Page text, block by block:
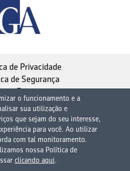
de Privacidade
de Segurança
Estatuto
MAG, uma empresa do
Grupo MAG
0001-75
Kubitschek, 1830, 15º
Condomínio Edifício São Luiz -
o funcionamento e a
sua utilização e
que sejam do seu interesse,
para você. Ao utilizar
com tal monitoramento.
nossa Política de
clicando aqui.